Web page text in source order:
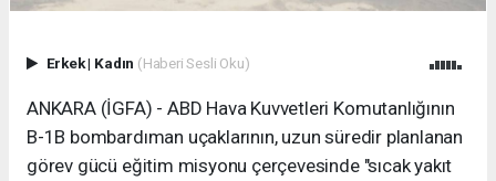
Erkek| Kadın (Haberi Sesli Oku)
ANKARA (İGFA) - ABD Hava Kuvvetleri Komutanlığının
B-1B bombardıman uçaklarının, uzun süredir planlanan
görev gücü eğitim misyonu çerçevesinde "sıcak yakıt